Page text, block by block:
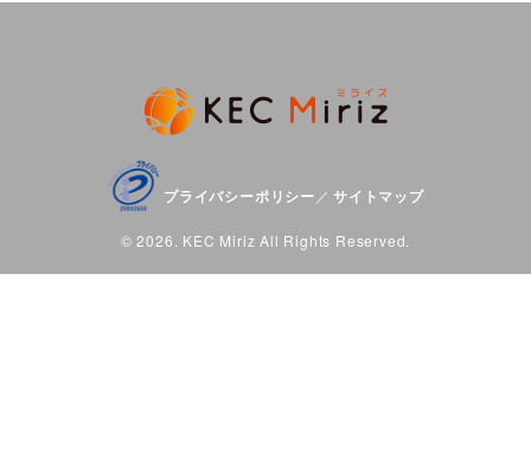
プライバシーポリシー ／ サイトマップ
© 2026. KEC Miriz All Rights Reserved.